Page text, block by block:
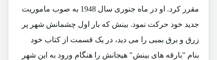
مقرر کرد. او در ماه جنوری سال 1948 به صوب ماموریت
جدید خود حرکت نمود. بینش که بار اول چشمانش شهر پر
زرق و برق بمبی را می دید، در یک قسمت از کتاب خود
بنام "بارقه های بینش" هیجانش را هنگام ورود به این شهر